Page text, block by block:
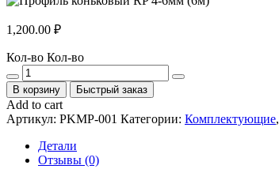
1,200.00 ₽
Кол-во Кол-во
В корзину Быстрый заказ
Add to cart
Артикул: PKMP-001 Категории: Комплектующие,
Детали
Отзывы (0)